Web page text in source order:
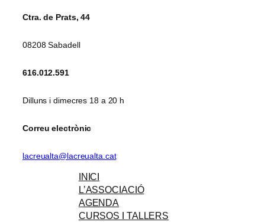
Ctra. de Prats, 44
08208 Sabadell
616.012.591
Dilluns i dimecres 18 a 20 h
Correu electrònic
lacreualta@lacreualta.cat
INICI
L’ASSOCIACIÓ
AGENDA
CURSOS I TALLERS